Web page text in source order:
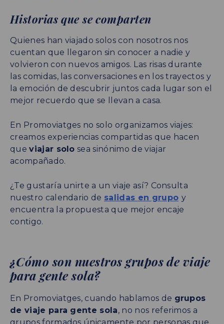
Historias que se comparten
Quienes han viajado solos con nosotros nos
cuentan que llegaron sin conocer a nadie y
volvieron con nuevos amigos. Las risas durante
las comidas, las conversaciones en los trayectos y
la emoción de descubrir juntos cada lugar son el
mejor recuerdo que se llevan a casa.
En Promoviatges no solo organizamos viajes:
creamos experiencias compartidas que hacen
queviajar solo sea sinónimo de viajar
acompañado.
¿Te gustaría unirte a un viaje así? Consulta
nuestro calendario de salidas en grupo y
encuentra la propuesta que mejor encaje
contigo.
¿Cómo son nuestros grupos de viaje
para gente sola?
En Promoviatges, cuando hablamos de grupos
de viaje para gente sola, no nos referimos a